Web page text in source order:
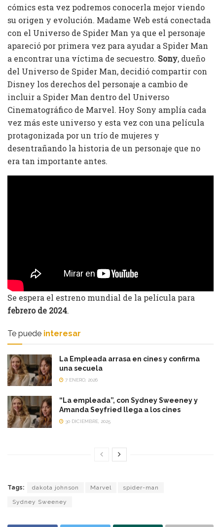
cómics esta vez podremos conocerla mejor viendo
su origen y evolución. Madame Web está conectada
con el Universo de Spider Man ya que el personaje
apareció por primera vez para ayudar a Spider Man
a encontrar una víctima de secuestro. Sony, dueño
del Universo de Spider Man, decidió compartir con
Disney los derechos del personaje a cambio de
incluir a Spider Man dentro del Universo
Cinematográfico de Marvel. Hoy Sony amplía cada
vez más este universo y esta vez con una película
protagonizada por un trío de mujeres y
desentrañando la historia de un personaje que no
era tan importante antes.
Se espera el estreno mundial de la película para
febrero de 2024.
Te puede interesar
La Empleada arrasa en cines y confirma
una secuela
7 ENERO, 2026
“La empleada”, con Sydney Sweeney y
Amanda Seyfried llega a los cines
30 DICIEMBRE, 2025
Tags: dakota johnson Marvel spider-man
Sydney Sweeney